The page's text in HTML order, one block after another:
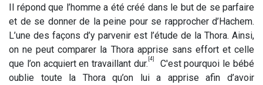
Il répond que l’homme a été créé dans le but de se parfaire
et de se donner de la peine pour se rapprocher d’Hachem.
L’une des façons d’y parvenir est l’étude de la Thora. Ainsi,
on ne peut comparer la Thora apprise sans effort et celle
que l’on acquiert en travaillant dur. [4]
C'est pourquoi le bébé
oublie toute la Thora qu’on lui a apprise afin d’avoir